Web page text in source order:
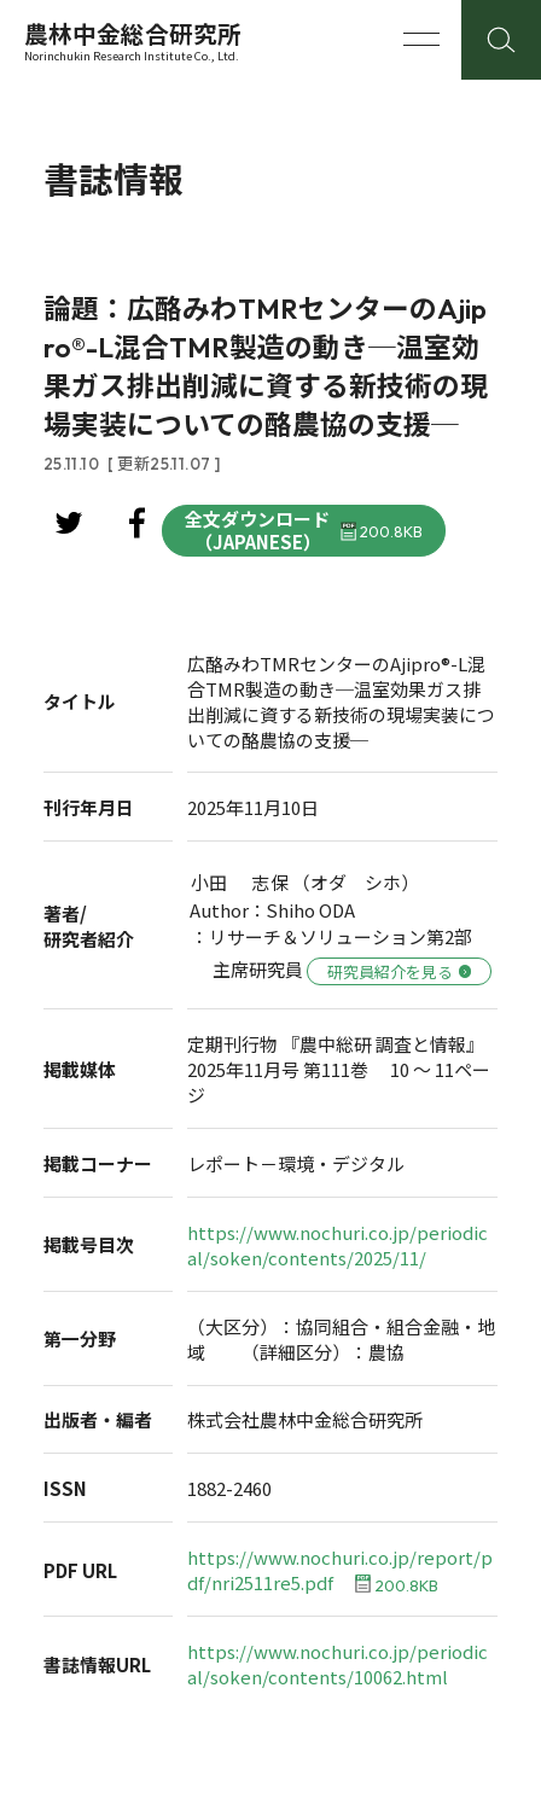
農林中金総合研究所
Norinchukin Research Institute Co., Ltd.
書誌情報
論題：広酪みわTMRセンターのAjip
ro®-L混合TMR製造の動き─温室効
果ガス排出削減に資する新技術の現
場実装についての酪農協の支援─
25.11.10 [ 更新25.11.07 ]
全文ダウンロード
（JAPANESE）
200.8KB
タイトル
広酪みわTMRセンターのAjipro®-L混
合TMR製造の動き─温室効果ガス排
出削減に資する新技術の現場実装につ
いての酪農協の支援─
刊行年月日 2025年11月10日
著者/
研究者紹介
小田 志保 （オダ シホ）
Author：Shiho ODA
：リサーチ＆ソリューション第2部
主席研究員
研究員紹介を見る
掲載媒体
定期刊行物 『農中総研 調査と情報』
2025年11月号 第111巻 10 ～ 11ペー
ジ
掲載コーナー レポート－環境・デジタル
掲載号目次
https://www.nochuri.co.jp/periodic
al/soken/contents/2025/11/
第一分野
（大区分）：協同組合・組合金融・地
域 （詳細区分）：農協
出版者・編者 株式会社農林中金総合研究所
ISSN 1882-2460
PDF URL
https://www.nochuri.co.jp/report/p
df/nri2511re5.pdf
200.8KB
書誌情報URL
https://www.nochuri.co.jp/periodic
al/soken/contents/10062.html